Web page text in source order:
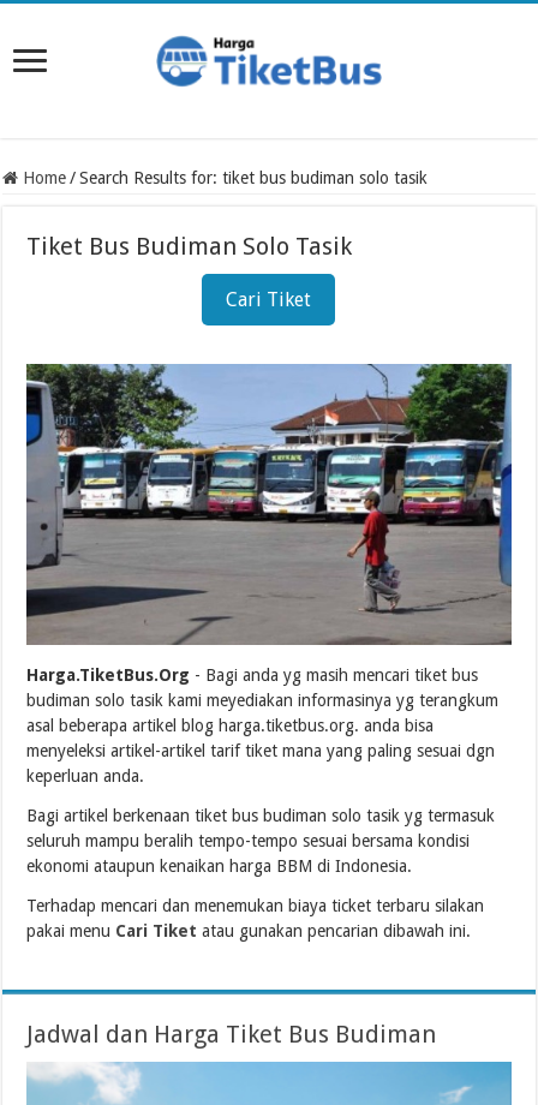
Home / Search Results for: tiket bus budiman solo tasik
Tiket Bus Budiman Solo Tasik
Cari Tiket
Harga.TiketBus.Org - Bagi anda yg masih mencari tiket bus
budiman solo tasik kami meyediakan informasinya yg terangkum
asal beberapa artikel blog harga.tiketbus.org. anda bisa
menyeleksi artikel-artikel tarif tiket mana yang paling sesuai dgn
keperluan anda.
Bagi artikel berkenaan tiket bus budiman solo tasik yg termasuk
seluruh mampu beralih tempo-tempo sesuai bersama kondisi
ekonomi ataupun kenaikan harga BBM di Indonesia.
Terhadap mencari dan menemukan biaya ticket terbaru silakan
pakai menu Cari Tiket atau gunakan pencarian dibawah ini.
Jadwal dan Harga Tiket Bus Budiman